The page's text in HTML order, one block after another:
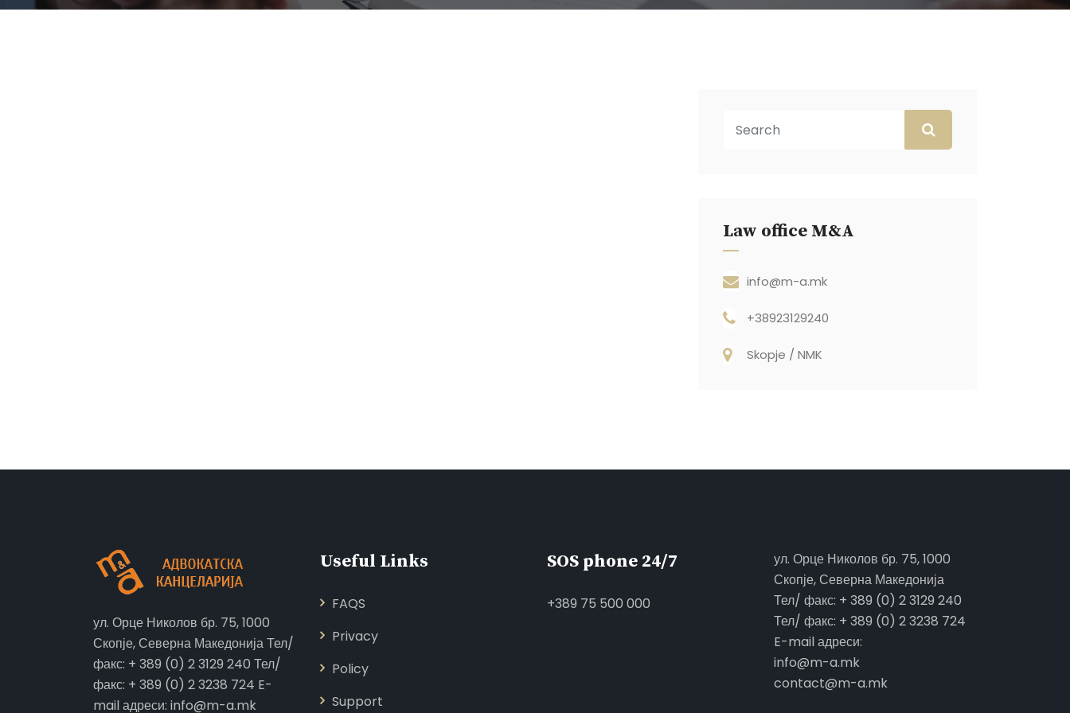
Law office M&A
info@m-a.mk
+38923129240
Skopje / NMK
ул. Орце Николов бр. 75, 1000
Скопје, Северна Македонија Тел/
факс: + 389 (0) 2 3129 240 Тел/
факс: + 389 (0) 2 3238 724 E-
mail адреси: info@m-a.mk
Useful Links
FAQS
Privacy
Policy
Support
SOS phone 24/7
+389 75 500 000
ул. Орце Николов бр. 75, 1000
Скопје, Северна Македонија
Тел/ факс: + 389 (0) 2 3129 240
Тел/ факс: + 389 (0) 2 3238 724
E-mail адреси:
info@m-a.mk
contact@m-a.mk